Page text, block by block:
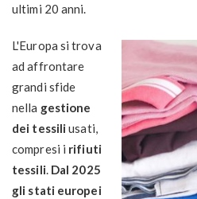
ultimi 20 anni.
L'Europa si trova
ad affrontare
grandi sfide
nella gestione
dei tessili usati,
compresi i rifiuti
tessili. Dal 2025
gli stati europei